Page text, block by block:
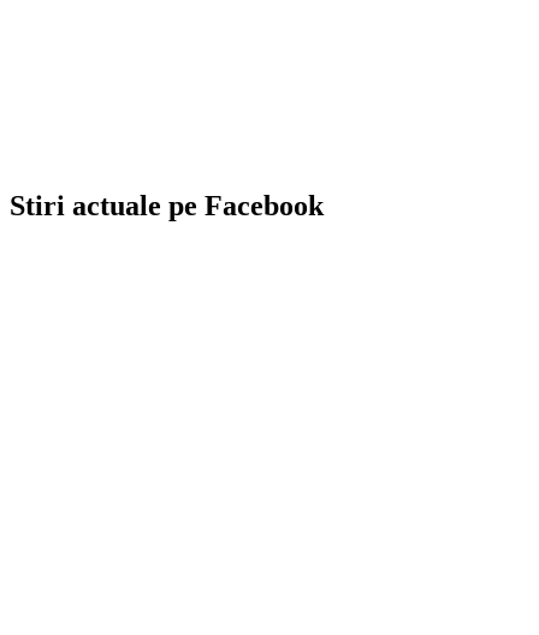
Stiri actuale pe Facebook